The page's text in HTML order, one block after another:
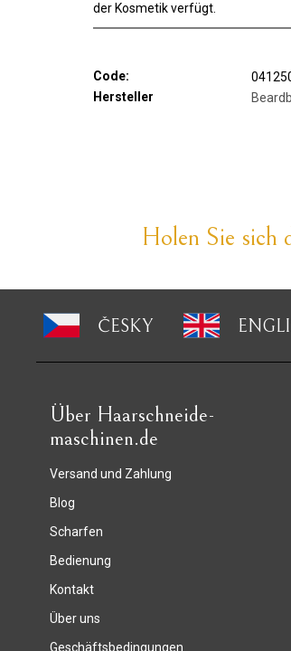
der Kosmetik verfügt.
Code:
Hersteller
Holen Sie sich
ČESKY
Über Haarschneide-
maschinen.de
Versand und Zahlung
Blog
Scharfen
Bedienung
Kontakt
Über uns
Geschäftsbedingungen